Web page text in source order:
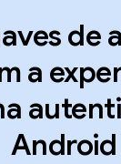
de
a
Android